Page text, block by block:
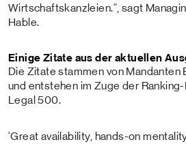
Wirtschaftskanzleien.“, sagt
Hable.
Einige Zitate aus der aktuellen
Die Zitate stammen von Mandanten
und entstehen im Zuge der
Legal 500.
‘Great availability, hands-on